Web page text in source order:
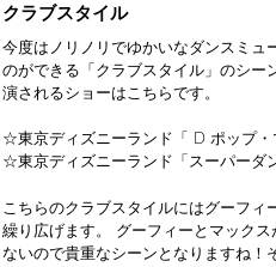
クラブスタイル
今度はノリノリでゆかいなダンスミュ
のができる「クラブスタイル」のシー
演されるショーはこちらです。
☆東京ディズニーランド「 D ポップ・
☆東京ディズニーランド「スーパーダ
こちらのクラブスタイルにはグーフィ
繰り広げます。 グーフィーとマック
ないので貴重なシーンとなりますね！